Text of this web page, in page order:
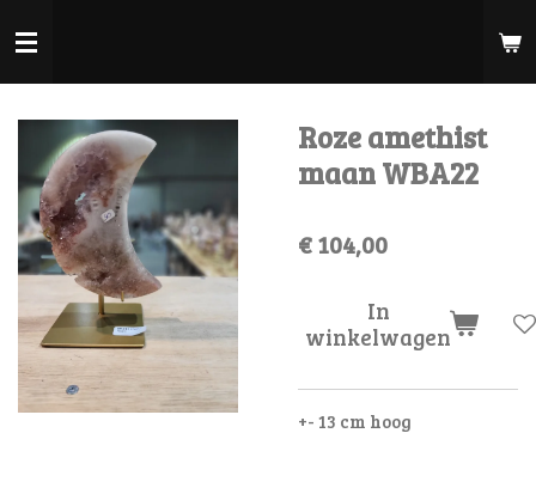
direct
hoofdinhoud
Roze amethist
maan WBA22
€ 104,00
In
winkelwagen
+- 13 cm hoog